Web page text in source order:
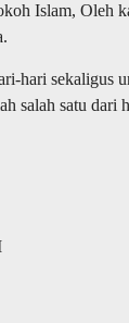
Islam, Oleh
hari sekaligus
salah satu dari